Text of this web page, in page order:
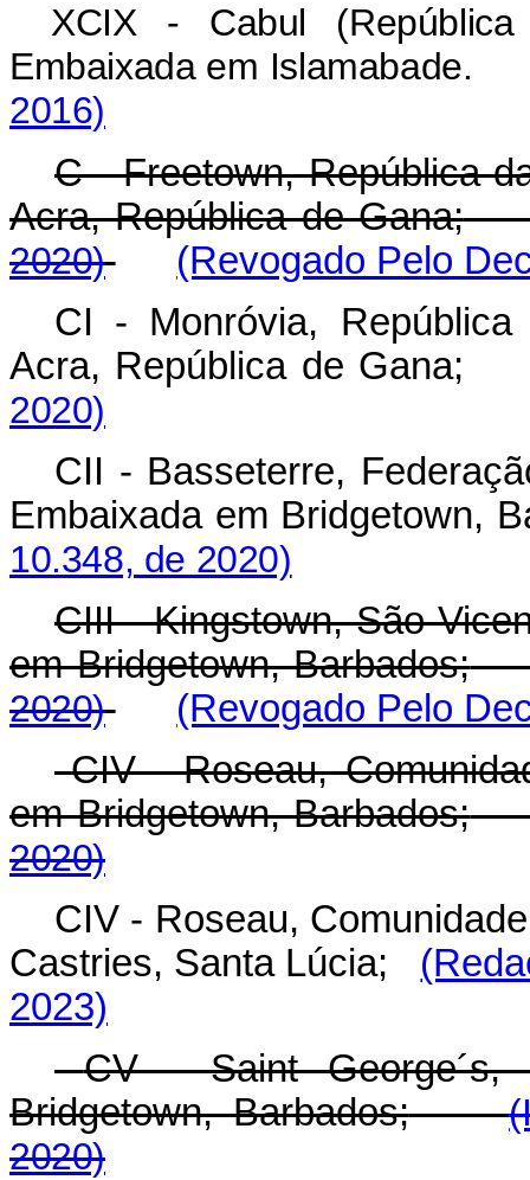
XCIX - Cabul
Embaixada em Islamabade.
2016)
C - Freetown, República
Acra, República de Gana;
2020)
(Revogado Pelo
CI - Monróvia,
Acra, República de Gana;
2020)
CII - Basseterre,
Embaixada em Bridgetown,
10.348, de 2020)
CIII - Kingstown, São
em Bridgetown, Barbados;
2020)
(Revogado Pelo
CIV - Roseau,
em Bridgetown, Barbados;
2020)
CIV - Roseau,
Castries, Santa Lúcia;
2023)
CV - Saint George´s,
Bridgetown, Barbados;
2020)